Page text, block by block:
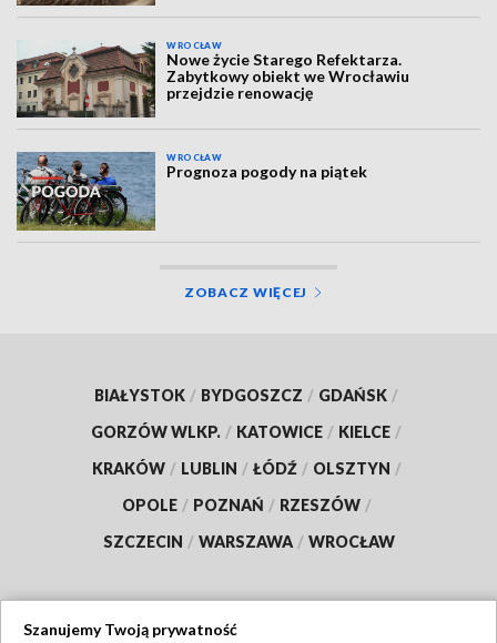
WROCŁAW
Nowe życie Starego Refektarza.
Zabytkowy obiekt we Wrocławiu
przejdzie renowację
WROCŁAW
Prognoza pogody na piątek
ZOBACZ WIĘCEJ
BIAŁYSTOK / BYDGOSZCZ / GDAŃSK /
GORZÓW WLKP. / KATOWICE / KIELCE /
KRAKÓW / LUBLIN / ŁÓDŹ / OLSZTYN /
OPOLE / POZNAŃ / RZESZÓW /
SZCZECIN / WARSZAWA / WROCŁAW
Szanujemy Twoją prywatność